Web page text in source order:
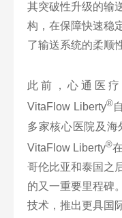
其突破性升级的输
构，在保障快速稳
了输送系统的柔顺
此前，心通医疗
VitaFlow Liberty®
多家核心医院及
VitaFlow Liberty®
哥伦比亚和泰国之
的又一重要里程碑
技术，推出更具国